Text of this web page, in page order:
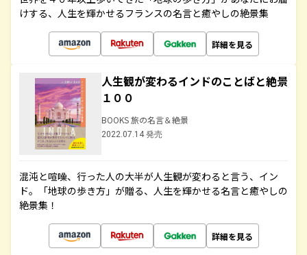
けする、人生を輝かせるフランスの名言と癒やしの絶景集
詳細を見る
人生観が変わるインドのことばと絶景
１００
BOOKS 旅の名言＆絶景
2022.07.14 発売
混沌と喧噪、行った人の大半が人生観が変わると言う、イン
ド。「地球の歩き方」が贈る、人生を輝かせる名言と癒やしの
絶景集！
詳細を見る